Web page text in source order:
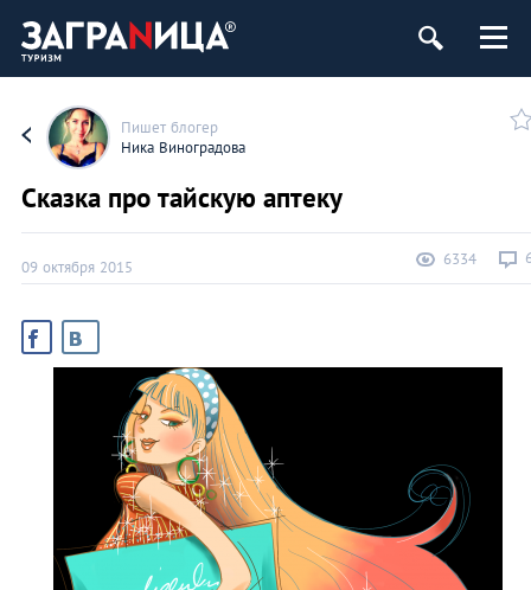
Пишет блогер
Ника Виноградова
Сказка про тайскую аптеку
09 октября 2015 6334